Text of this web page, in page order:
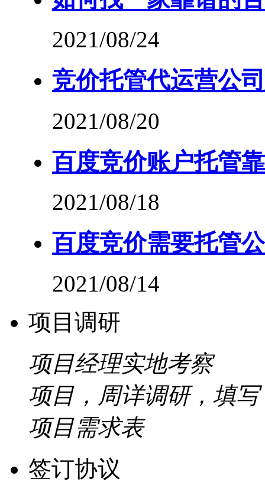
2021/08/24
竞价托管代运营公
2021/08/20
百度竞价账户托管
2021/08/18
百度竞价需要托管
2021/08/14
项目调研
项目经理实地考察
项目，周详调研，填写
项目需求表
签订协议